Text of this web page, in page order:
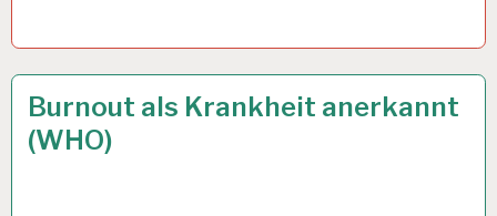
12-
STUNDEN-
ARBEITSTAG…
Burnout als Krankheit anerkannt
(WHO)
27 MAI 2019